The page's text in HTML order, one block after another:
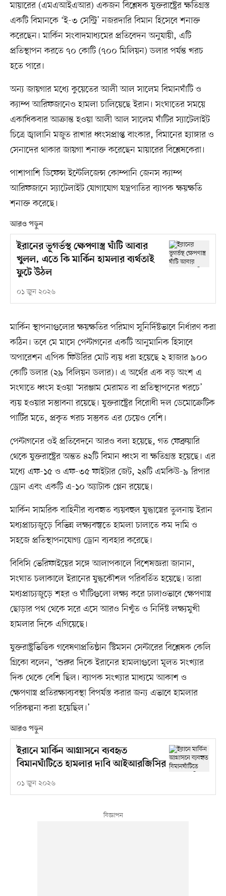
মায়ারের (এমএআইএআর) একজন বিশ্লেষক যুক্তরাষ্ট্রের ক্ষতিগ্রস্ত
একটি বিমানকে ‘ই-৩ সেন্ট্রি’ নজরদারি বিমান হিসেবে শনাক্ত
করেছেন। মার্কিন সংবাদমাধ্যমের প্রতিবেদন অনুযায়ী, এটি
প্রতিস্থাপন করতে ৭০ কোটি (৭০০ মিলিয়ন) ডলার পর্যন্ত খরচ
হতে পারে।
অন্য জায়গার মধ্যে কুয়েতের আলী আল সালেম বিমানঘাঁটি ও
ক্যাম্প আরিফজানেও হামলা চালিয়েছে ইরান। সংঘাতের সময়ে
একাধিকবার আক্রান্ত হওয়া আলী আল সালেম ঘাঁটির স্যাটেলাইট
চিত্রে জ্বালানি মজুত রাখার ধ্বংসপ্রাপ্ত বাংকার, বিমানের হ্যাঙ্গার ও
সেনাদের থাকার জায়গা শনাক্ত করেছেন মায়ারের বিশ্লেষকেরা।
পাশাপাশি ডিফেন্স ইন্টেলিজেন্স কোম্পানি জেনস ক্যাম্প
আরিফজানে স্যাটেলাইট যোগাযোগ যন্ত্রপাতির ব্যাপক ক্ষয়ক্ষতি
শনাক্ত করেছে।
আরও পড়ুন
ইরানের ভূগর্ভস্থ ক্ষেপণাস্ত্র ঘাঁটি আবার
খুলল, এতে কি মার্কিন হামলার ব্যর্থতাই
ফুটে উঠল
০১ জুন ২০২৬
মার্কিন স্থাপনাগুলোর ক্ষয়ক্ষতির পরিমাণ সুনির্দিষ্টভাবে নির্ধারণ করা
কঠিন। তবে মে মাসে পেন্টাগনের একটি আনুমানিক হিসাবে
অপারেশন এপিক ফিউরির মোট ব্যয় ধরা হয়েছে ২ হাজার ৯০০
কোটি ডলার (২৯ বিলিয়ন ডলার)। এ অর্থের এক বড় অংশ এ
সংঘাতে ধ্বংস হওয়া ‘সরঞ্জাম মেরামত বা প্রতিস্থাপনের খরচে’
ব্যয় হওয়ার সম্ভাবনা রয়েছে। যুক্তরাষ্ট্রের বিরোধী দল ডেমোক্রেটিক
পার্টির মতে, প্রকৃত খরচ সম্ভবত এর চেয়েও বেশি।
পেন্টাগনের ওই প্রতিবেদনে আরও বলা হয়েছে, গত ফেব্রুয়ারি
থেকে যুক্তরাষ্ট্রের অন্তত ৪২টি বিমান ধ্বংস বা ক্ষতিগ্রস্ত হয়েছে। এর
মধ্যে এফ-১৫ ও এফ-৩৫ ফাইটার জেট, ২৪টি এমকিউ-৯ রিপার
ড্রোন এবং একটি এ-১০ অ্যাটাক প্লেন রয়েছে।
মার্কিন সামরিক বাহিনীর ব্যবহৃত ব্যয়বহুল যুদ্ধাস্ত্রের তুলনায় ইরান
মধ্যপ্রাচ্যজুড়ে বিভিন্ন লক্ষ্যবস্তুতে হামলা চালাতে কম দামি ও
সহজে প্রতিস্থাপনযোগ্য ড্রোন ব্যবহার করেছে।
বিবিসি ভেরিফাইয়ের সঙ্গে আলাপকালে বিশেষজ্ঞরা জানান,
সংঘাত চলাকালে ইরানের যুদ্ধকৌশল পরিবর্তিত হয়েছে। তারা
মধ্যপ্রাচ্যজুড়ে শহর ও ঘাঁটিগুলো লক্ষ্য করে ঢালাওভাবে ক্ষেপণাস্ত্র
ছোড়ার পথ থেকে সরে এসে আরও নিখুঁত ও নির্দিষ্ট লক্ষ্যমুখী
হামলার দিকে এগিয়েছে।
যুক্তরাষ্ট্রভিত্তিক গবেষণাপ্রতিষ্ঠান স্টিমসন সেন্টারের বিশ্লেষক কেলি
গ্রিকো বলেন, ‘শুরুর দিকে ইরানের হামলাগুলো মূলত সংখ্যার
দিক থেকে বেশি ছিল। ব্যাপক সংখ্যার মাধ্যমে আকাশ ও
ক্ষেপণাস্ত্র প্রতিরক্ষাব্যবস্থা বিপর্যস্ত করার জন্য এভাবে হামলার
পরিকল্পনা করা হয়েছিল।’
আরও পড়ুন
ইরানে মার্কিন আগ্রাসনে ব্যবহৃত
বিমানঘাঁটিতে হামলার দাবি আইআরজিসির
০১ জুন ২০২৬